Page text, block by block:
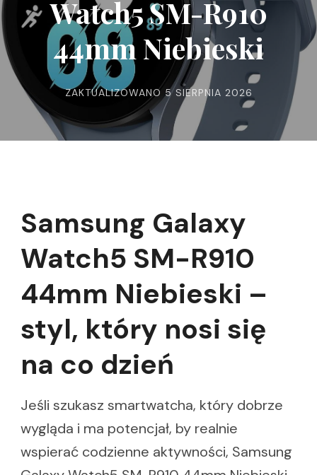
Watch5 SM-R910
44mm Niebieski
ZAKTUALIZOWANO 5 SIERPNIA 2026
Samsung Galaxy
Watch5 SM-R910
44mm Niebieski –
styl, który nosi się
na co dzień
Jeśli szukasz smartwatcha, który dobrze
wygląda i ma potencjał, by realnie
wspierać codzienne aktywności, Samsung